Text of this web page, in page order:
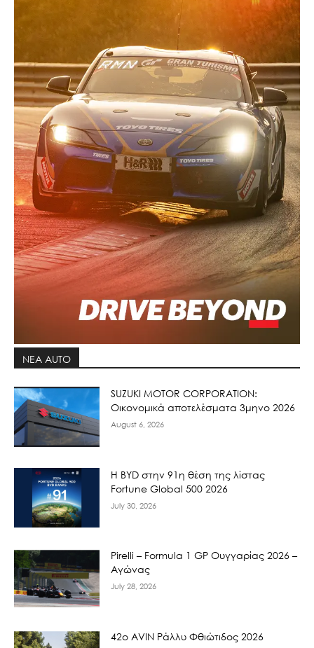
ΝΕΑ AUTO
SUZUKI MOTOR CORPORATION:
Οικονομικά αποτελέσματα 3μηνο 2026
August 6, 2026
Η BYD στην 91η θέση της λίστας
Fortune Global 500 2026
July 30, 2026
Pirelli – Formula 1 GP Ουγγαρίας 2026 –
Αγώνας
July 28, 2026
42ο AVIN Ράλλυ Φθιώτιδος 2026